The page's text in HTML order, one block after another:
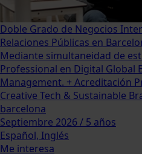
Doble Grado de Negocios
Relaciones Públicas en
Mediante simultaneidad de
Professional en Digital Global
Management. + Acreditación
Creative Tech & Sustainable
barcelona
Septiembre 2026 / 5 años
Español, Inglés
Me interesa